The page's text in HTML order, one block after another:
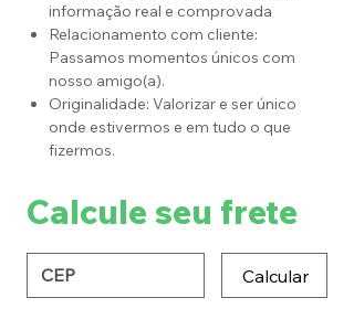
informação real e comprovada
Relacionamento com cliente:
Passamos momentos únicos com
nosso amigo(a).
Originalidade: Valorizar e ser único
onde estivermos e em tudo o que
fizermos.
Calcule seu frete
Calcular